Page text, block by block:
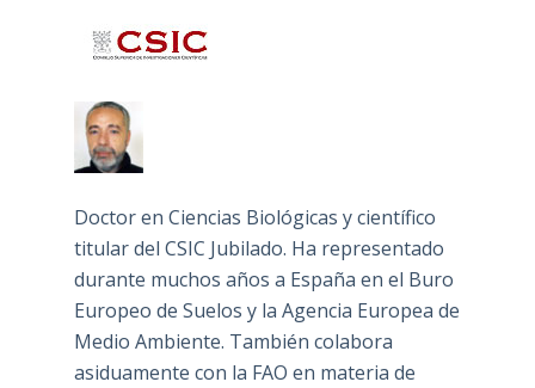
Doctor en Ciencias Biológicas y científico
titular del CSIC Jubilado. Ha representado
durante muchos años a España en el Buro
Europeo de Suelos y la Agencia Europea de
Medio Ambiente. También colabora
asiduamente con la FAO en materia de